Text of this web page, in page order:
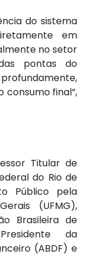
do sistema
em
no setor
pontas do
final”,
Titular de
do Rio de
Público pela
(UFMG),
Brasileira de
da
(ABDF) e